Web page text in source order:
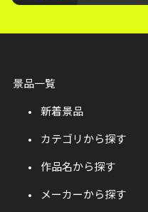
景品一覧
新着景品
カテゴリから探す
作品名から探す
メーカーから探す